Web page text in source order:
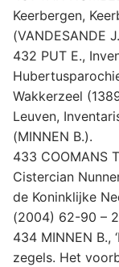
Keerbergen,
(VANDESANDE
432 PUT E.,
Wakkerzeel
Leuven,
(MINNEN B.).
433 COOMANS
Cistercian
de Koninklijke
(2004) 62-90 –
434 MINNEN B.,
zegels. Het